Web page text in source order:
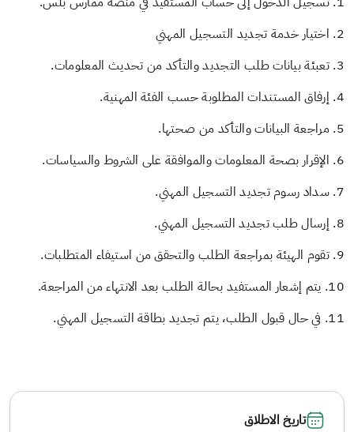
2. اختيار خدمة تجديد التسجيل المهني
3. تعبئة بيانات طلب التجديد والتأكد من تحديث المعلومات.
4. إرفاق المستندات المطلوبة حسب الفئة المهنية.
5. مراجعة البيانات والتأكد من صحتها.
6. الإقرار بصحة المعلومات والموافقة على الشروط والسياسات.
7. سداد رسوم تجديد التسجيل المهني.
8. إرسال طلب تجديد التسجيل المهني.
9. تقوم الهيئة بمراجعة الطلب والتحقق من استيفاء المتطلبات.
10. يتم إشعار المستفيد بحالة الطلب بعد الانتهاء من المراجعة.
11. في حال قبول الطلب، يتم تجديد بطاقة التسجيل المهني.
تاريخ الاطلاق